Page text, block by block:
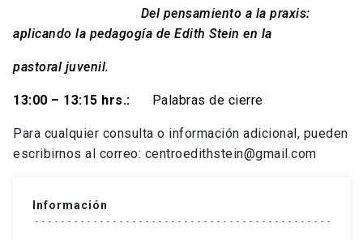
Del pensamiento a la praxis:
aplicando la pedagogía de Edith Stein en la
pastoral juvenil.
13:00 – 13:15 hrs.: Palabras de cierre
Para cualquier consulta o información adicional, pueden
escribirnos al correo: centroedithstein@gmail.com
Información